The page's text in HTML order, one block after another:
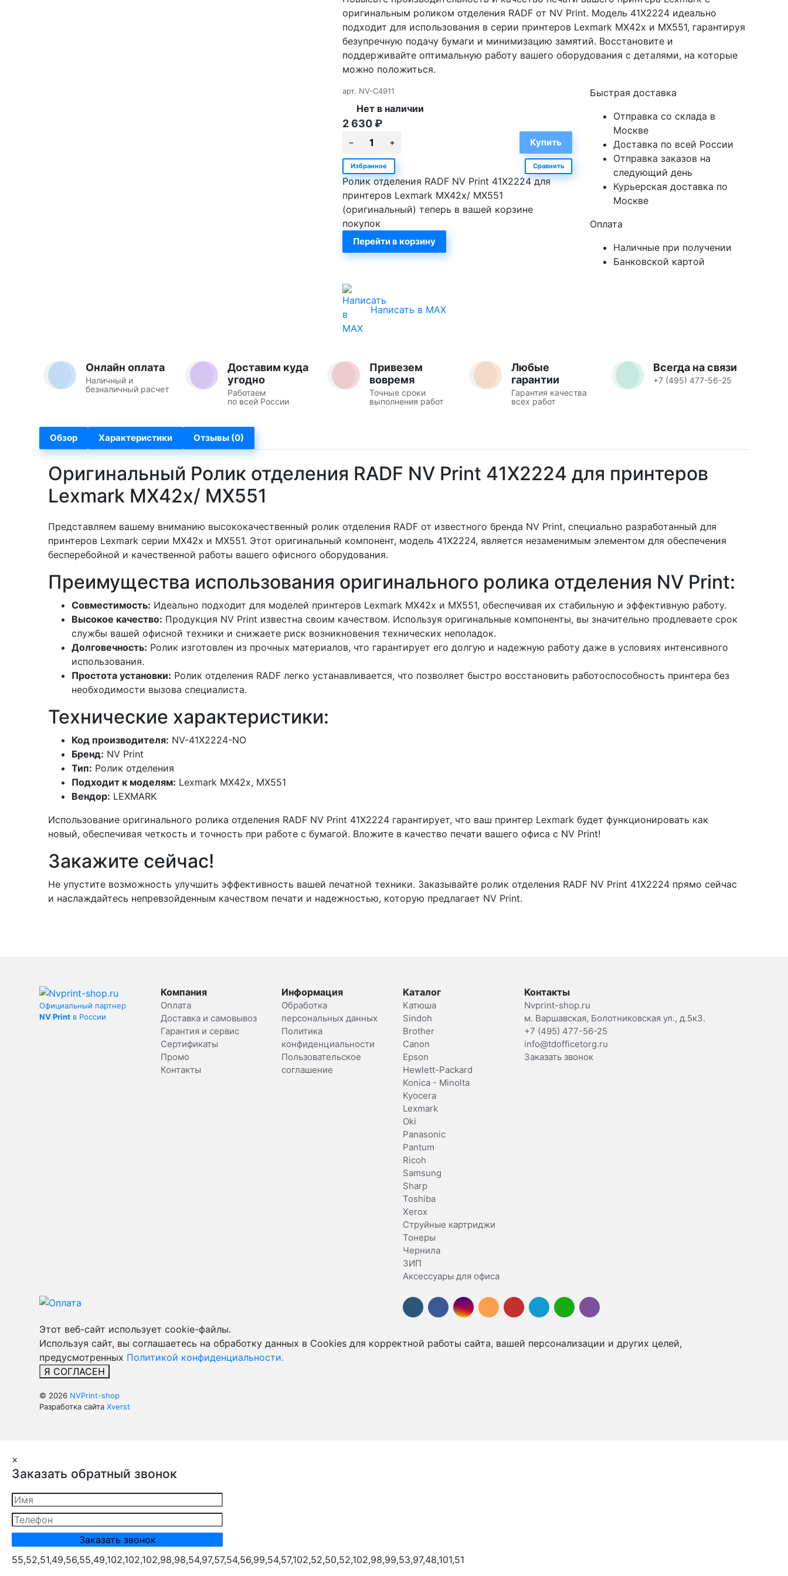
оригинальным роликом отделения RADF от NV Print. Модель 41X2224 идеально
подходит для использования в серии принтеров Lexmark MX42x и MX551, гарантируя
безупречную подачу бумаги и минимизацию замятий. Восстановите и
поддерживайте оптимальную работу вашего оборудования с деталями, на которые
можно положиться.
арт. NV-C4911
Нет в наличии
2 630₽
Избранное Сравнить
Ролик отделения RADF NV Print 41X2224 для
принтеров Lexmark MX42x/ MX551
(оригинальный) теперь в вашей корзине
покупок
Перейти в корзину
Быстрая доставка
Отправка со склада в
Москве
Доставка по всей России
Отправка заказов на
следующий день
Курьерская доставка по
Москве
Оплата
Наличные при получении
Банковской картой
Написать в MAX
Онлайн оплата
Наличный и
безналичный расчет
Доставим куда
угодно
Работаем
по всей России
Привезем
вовремя
Точные сроки
выполнения работ
Любые
гарантии
Гарантия качества
всех работ
Всегда на связи
+7 (495) 477-56-25
Обзор Характеристики Отзывы (0)
Оригинальный Ролик отделения RADF NV Print 41X2224 для принтеров
Lexmark MX42x/ MX551
Представляем вашему вниманию высококачественный ролик отделения RADF от известного бренда NV Print, специально разработанный для
принтеров Lexmark серии MX42x и MX551. Этот оригинальный компонент, модель 41X2224, является незаменимым элементом для обеспечения
бесперебойной и качественной работы вашего офисного оборудования.
Преимущества использования оригинального ролика отделения NV Print:
Совместимость: Идеально подходит для моделей принтеров Lexmark MX42x и MX551, обеспечивая их стабильную и эффективную работу.
Высокое качество: Продукция NV Print известна своим качеством. Используя оригинальные компоненты, вы значительно продлеваете срок
службы вашей офисной техники и снижаете риск возникновения технических неполадок.
Долговечность: Ролик изготовлен из прочных материалов, что гарантирует его долгую и надежную работу даже в условиях интенсивного
использования.
Простота установки: Ролик отделения RADF легко устанавливается, что позволяет быстро восстановить работоспособность принтера без
необходимости вызова специалиста.
Технические характеристики:
Код производителя: NV-41X2224-NO
Бренд: NV Print
Тип: Ролик отделения
Подходит к моделям: Lexmark MX42x, MX551
Вендор: LEXMARK
Использование оригинального ролика отделения RADF NV Print 41X2224 гарантирует, что ваш принтер Lexmark будет функционировать как
новый, обеспечивая четкость и точность при работе с бумагой. Вложите в качество печати вашего офиса с NV Print!
Закажите сейчас!
Не упустите возможность улучшить эффективность вашей печатной техники. Заказывайте ролик отделения RADF NV Print 41X2224 прямо сейчас
и наслаждайтесь непревзойденным качеством печати и надежностью, которую предлагает NV Print.
Официальный партнер
NV Print в России
Компания
Оплата
Доставка и самовывоз
Гарантия и сервис
Сертификаты
Промо
Контакты
Информация
Обработка
персональных данных
Политика
конфиденциальности
Пользовательское
соглашение
Каталог
Катюша
Sindoh
Brother
Canon
Epson
Hewlett-Packard
Konica - Minolta
Kyocera
Lexmark
Oki
Panasonic
Pantum
Ricoh
Samsung
Sharp
Toshiba
Xerox
Струйные картриджи
Тонеры
Чернила
ЗИП
Аксессуары для офиса
Контакты
Nvprint-shop.ru
м. Варшавская, Болотниковская ул., д.5к3.
+7 (495) 477-56-25
info@tdofficetorg.ru
Заказать звонок
Этот веб-сайт использует cookie-файлы.
Используя сайт, вы соглашаетесь на обработку данных в Cookies для корректной работы сайта, вашей персонализации и других целей,
предусмотренных Политикой конфиденциальности.
Я СОГЛАСЕН
© 2026 NVPrint-shop
Разработка сайта Xverst
×
Заказать обратный звонок
55,52,51,49,56,55,49,102,102,102,98,98,54,97,57,54,56,99,54,57,102,52,50,52,102,98,99,53,97,48,101,51